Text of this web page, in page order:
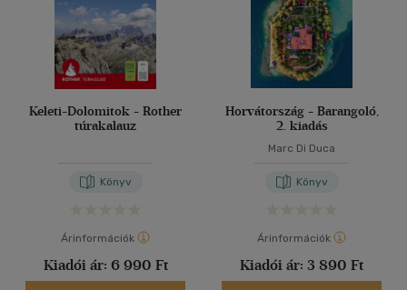
Keleti-Dolomitok - Rother
túrakalauz
Könyv
Árinformációk
Kiadói ár: 6 990 Ft
Horvátország - Barangoló,
2. kiadás
Marc Di Duca
Könyv
Árinformációk
Kiadói ár: 3 890 Ft